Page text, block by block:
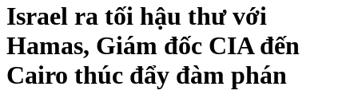
Israel ra tối hậu thư với
Hamas, Giám đốc CIA đến
Cairo thúc đẩy đàm phán